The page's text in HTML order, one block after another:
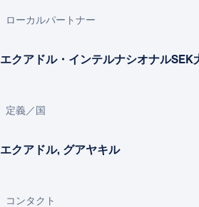
ローカルパートナー
エクアドル・インテルナシオナルSEK
定義／国
エクアドル, グアヤキル
コンタクト